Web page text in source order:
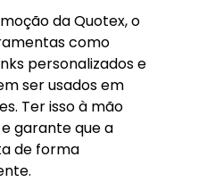
da Quotex, o
como
personalizados e
ser usados em
Ter isso à mão
garante que a
de forma